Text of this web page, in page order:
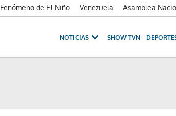
Fenómeno de El Niño Venezuela Asamblea
NOTICIAS SHOW TVN